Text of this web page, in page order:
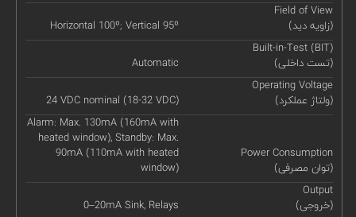
Field of View
(زاویه دید)
Horizontal 100º; Vertical 95º
Built-in-Test (BIT)
(تست داخلی)
Automatic
Operating Voltage
(ولتاژ عملکرد)
24 VDC nominal (18-32 VDC)
Power Consumption
(توان مصرفی)
Alarm: Max. 130mA (160mA with
heated window), Standby: Max.
90mA (110mA with heated
window)
Output
(خروجی)
0–20mA Sink, Relays